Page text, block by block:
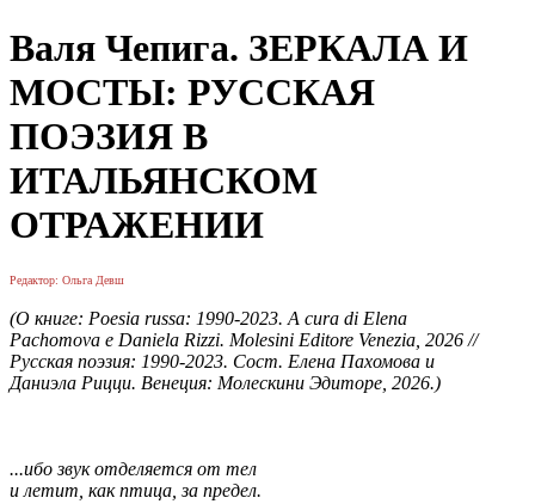
Валя Чепига. ЗЕРКАЛА И
МОСТЫ: РУССКАЯ
ПОЭЗИЯ В
ИТАЛЬЯНСКОМ
ОТРАЖЕНИИ
Редактор: Ольга Девш
(О книге: Poesia russa: 1990-2023. A cura di Elena
Pachomova e Daniela Rizzi. Molesini Editore Venezia , 2026 //
Русская поэзия: 1990-2023. Сост. Елена Пахомова и
Даниэла Рицци. Венеция: Молескини Эдиторе, 2026.)
...ибо звук отделяется от тел
и летит, как птица, за предел.